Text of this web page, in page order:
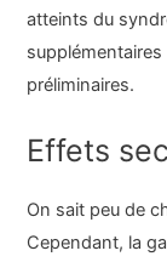
atteints du
préliminaires.
Effets
On sait peu de
Cependant, la